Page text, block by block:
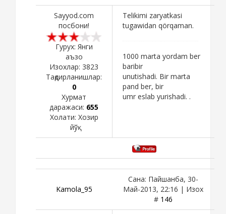
Sayyod.com
посбони!
Гурух: Янги
аъзо
Изохлар: 3823
Тақдирланишлар:
0
Хурмат
даражаси: 655
Холати: Хозир
йўқ
Telikimi zaryatkasi
tugawidan qörqaman.
1000 marta yordam ber
baribir
unutishadi. Bir marta
pand ber, bir
umr eslab yurishadi. .
Kamola_95
Сана: Пайшанба, 30-
Май-2013, 22:16 | Изох
# 146